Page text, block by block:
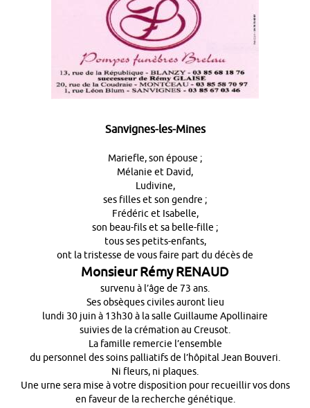
Sanvignes-les-Mines
Mariefle, son épouse ;
Mélanie et David,
Ludivine,
ses filles et son gendre ;
Frédéric et Isabelle,
son beau-fils et sa belle-fille ;
tous ses petits-enfants,
ont la tristesse de vous faire part du décès de
MonsieurRémy RENAUD
survenu à l’âge de 73 ans.
Ses obsèques civiles auront lieu
lundi 30 juin à 13h30 à la salle Guillaume Apollinaire
suivies de la crémation au Creusot.
La famille remercie l’ensemble
du personnel des soins palliatifs de l’hôpital Jean Bouveri.
Ni fleurs, ni plaques.
Une urne sera mise à votre disposition pour recueillir vos dons
en faveur de la recherche génétique.